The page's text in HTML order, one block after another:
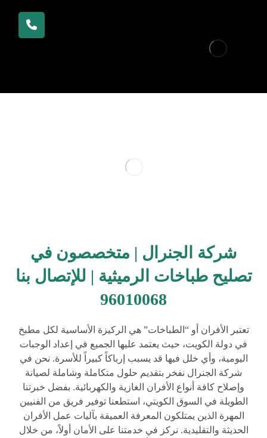
شركة الجنرال | متخصصون في
تصليح طباخات الرميثية | للإتصال بنا
96010068
تعتبر الأفران أو “الطباخات” هي الركيزة الأساسية لكل مطبخ
في دولة الكويت، حيث يعتمد عليها الجميع في إعداد الوجبات
اليومية، وأي خلل فيها قد يسبب إرباكاً كبيراً للأسرة. نحن في
شركة الجنرال نفخر بتقديم حلول متكاملة وشاملة لصيانة
وإصلاح كافة أنواع الأفران الغازية والكهربائية. بفضل خبرتنا
الطويلة في السوق الكويتي، استطعنا توفير فريق من الفنيين
المهرة الذين يمتلكون المعرفة العميقة بآليات عمل الأفران
الحديثة والتقليدية. نركز في خدمتنا على الأمان أولاً، من خلال